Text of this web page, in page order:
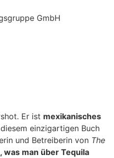
GmbH
Er ist mexikanisches
einzigartigen Buch
und Betreiberin von The
was man über Tequila